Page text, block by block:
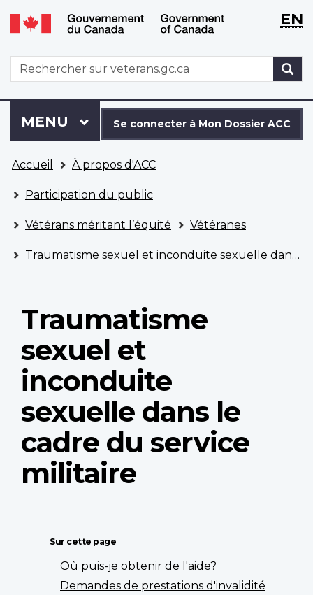
Aller
au
principal
Passer
à
version
HTML
simplifiée
WxT
WxTEN
WxT
Search
form
connecter
à
Dossier
ACC
Se connecter à Mon Dossier ACC
Menu
MENU PRINCIPAL
êtes
ici
Accueil À propos d'ACC
Participation du public
Vétérans méritant l’équité Vétéranes
Traumatisme sexuel et inconduite sexuelle dans le cadre du service militaire
Traumatisme
sexuel et
inconduite
sexuelle dans le
cadre du service
militaire
Sur cette page
Où puis-je obtenir de l'aide?
Demandes de prestations d'invalidité